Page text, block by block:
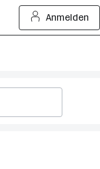
Anmelden